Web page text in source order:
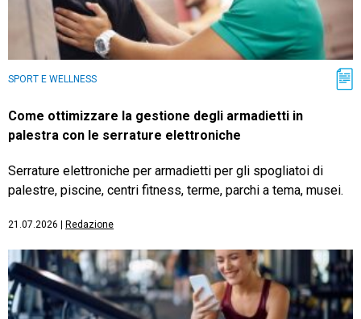
SPORT E WELLNESS
Come ottimizzare la gestione degli armadietti in
palestra con le serrature elettroniche
Serrature elettroniche per armadietti per gli spogliatoi di
palestre, piscine, centri fitness, terme, parchi a tema, musei.
21.07.2026 Redazione